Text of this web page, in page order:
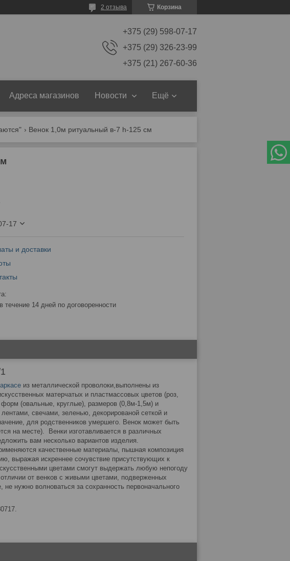
Корзина
2 отзыва
+375 (29) 598-07-17
+375 (29) 326-23-99
+375 (21) 267-60-36
Адреса магазинов Новости Ещё
Венок 1,0м ритуальный в-7 h-125 см
17
и доставки
в течение 14 дней по договоренности
из металлической проволоки,выполнены из
матерчатых и пластмассовых цветов (роз,
(овальные, круглые), размеров (0,8м-1,5м) и
свечами, зеленью, декорированой сеткой и
для родственников умершего. Венок может быть
на месте). Венки изготавливается в различных
вам несколько вариантов изделия.
качественные материалы, пышная композиция
выражая искреннее сочувствие присутствующих к
цветами смогут выдержать любую непогоду
от венков с живыми цветами, подверженных
нужно волноваться за сохранность первоначального